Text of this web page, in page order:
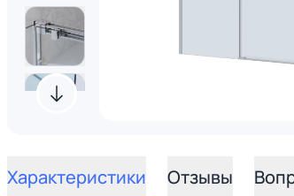
Характеристики Отзывы